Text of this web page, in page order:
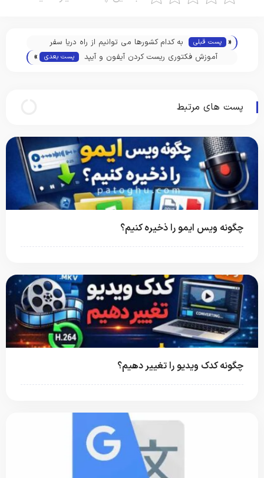
« پست قبلی
به کدام کشورها می‌ توانیم از راه دریا سفر
کنیم؟
آموزش فکتوری ریست کردن آیفون و آیپد پست بعدی »
پست های مرتبط
چگونه ویس ایمو را ذخیره کنیم؟
چگونه کدک ویدیو را تغییر دهیم؟